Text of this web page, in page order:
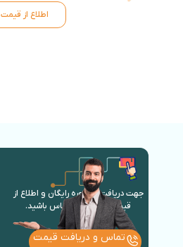
اطلاع از قیمت
جهت دریافت مشاوره رایگان و اطلاع از
قیمت روز با ما در تماس باشید.
تماس و دریافت قیمت